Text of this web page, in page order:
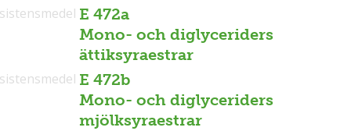
E 472a
Mono- och diglyceriders
ättiksyraestrar
E 472b
Mono- och diglyceriders
mjölksyraestrar